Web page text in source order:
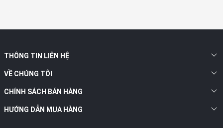
THÔNG TIN LIÊN HỆ
VỀ CHÚNG TÔI
CHÍNH SÁCH BÁN HÀNG
HƯỚNG DẪN MUA HÀNG